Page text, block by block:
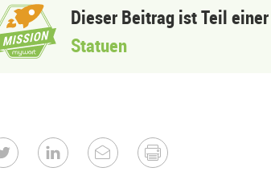
Dieser Beitrag ist Teil
Statuen